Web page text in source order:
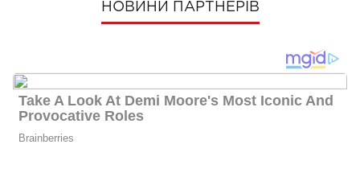
НОВИНИ ПАРТНЕРІВ